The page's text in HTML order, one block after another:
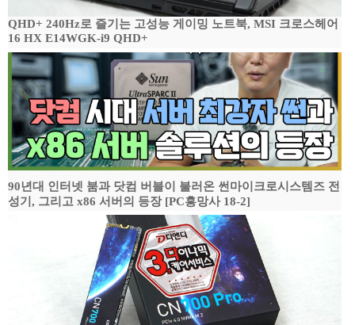
QHD+ 240Hz로 즐기는 고성능 게이밍 노트북, MSI 크로스헤어
16 HX E14WGK-i9 QHD+
90년대 인터넷 붐과 닷컴 버블이 불러온 썬마이크로시스템즈 전
성기, 그리고 x86 서버의 등장 [PC흥망사 18-2]